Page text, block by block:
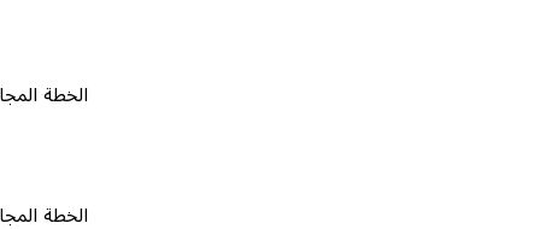
الخطة المجانية ٠
الخطة المجانية ٠